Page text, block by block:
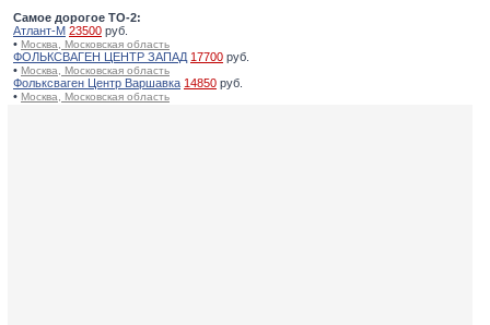
Самое дорогое ТО-2:
Атлант-М 23500 руб.
• Москва, Московская область
ФОЛЬКСВАГЕН ЦЕНТР ЗАПАД 17700 руб.
• Москва, Московская область
Фольксваген Центр Варшавка 14850 руб.
• Москва, Московская область